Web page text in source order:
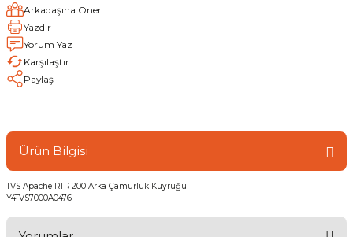
Arkadaşına Öner
Yazdır
Yorum Yaz
Karşılaştır
Paylaş
Ürün Bilgisi
TVS Apache RTR 200 Arka Çamurluk Kuyruğu
Y4TVS7000A0476